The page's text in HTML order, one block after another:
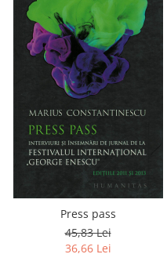
Press pass
45,83 Lei
36,66 Lei